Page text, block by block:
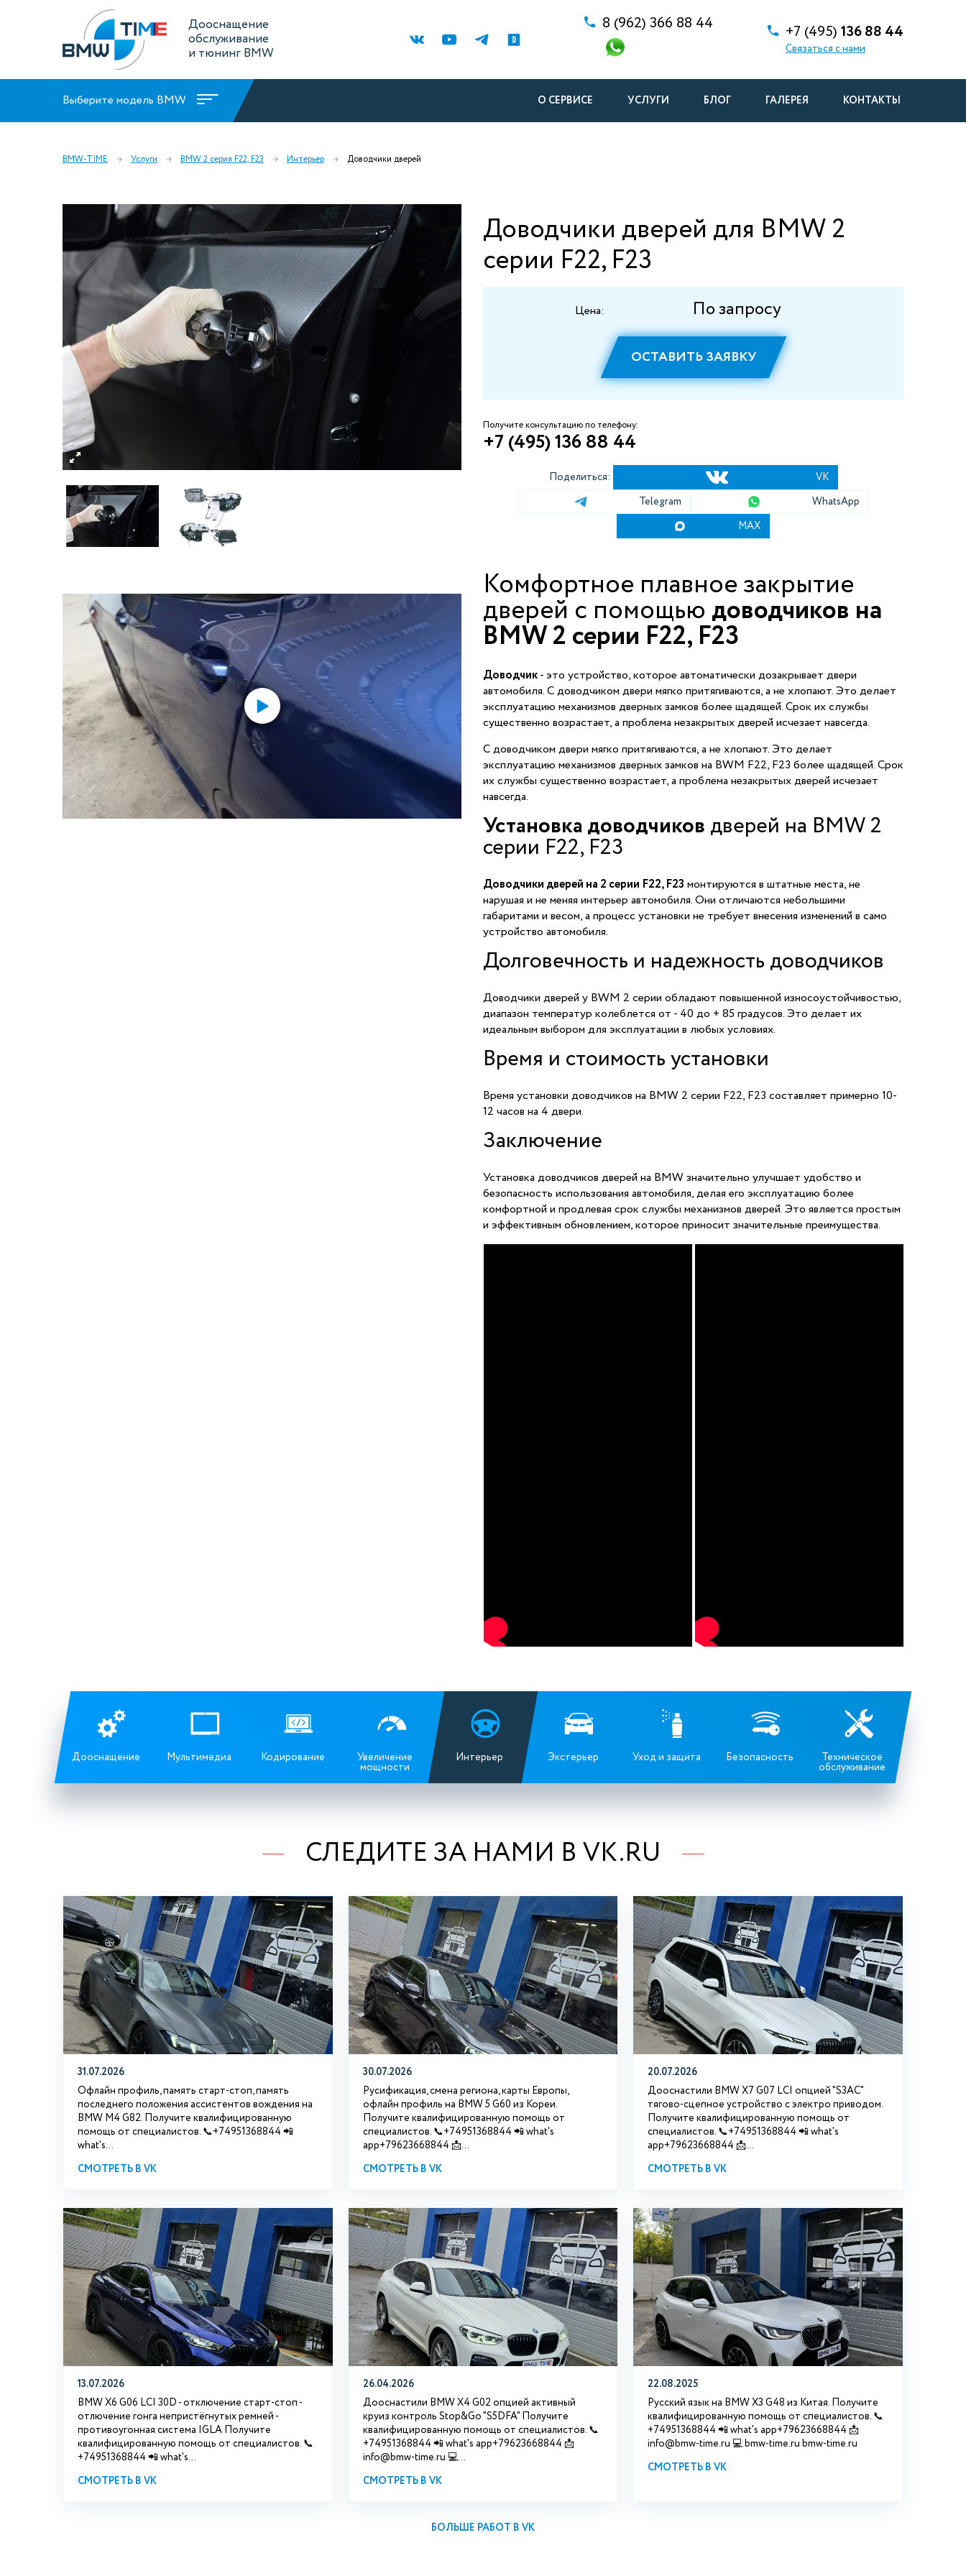
Дооснащение
обслуживание
и тюнинг BMW
8 (962) 366 88 44 +7 (495) 136 88 44
Связаться с нами
Выберите модель BMW О СЕРВИСЕ УСЛУГИ БЛОГ ГАЛЕРЕЯ КОНТАКТЫ
BMW-TIME Услуги BMW 2 серия F22, F23 Интерьер Доводчики дверей
Доводчики дверей для BMW 2
серии F22, F23
Цена: По запросу
ОСТАВИТЬ ЗАЯВКУ
Получите консультацию по телефону:
+7 (495) 136 88 44
Поделиться:
VK
Telegram
WhatsApp
MAX
Комфортное плавное закрытие
дверей с помощью доводчиков на
BMW 2 серии F22, F23
Доводчик- это устройство, которое автоматически дозакрывает двери
автомобиля. С доводчиком двери мягко притягиваются, а не хлопают. Это делает
эксплуатацию механизмов дверных замков более щадящей. Срок их службы
существенно возрастает, а проблема незакрытых дверей исчезает навсегда.
С доводчиком двери мягко притягиваются, а не хлопают. Это делает
эксплуатацию механизмов дверных замков на BWM F22, F23 более щадящей. Срок
их службы существенно возрастает, а проблема незакрытых дверей исчезает
навсегда.
Установка доводчиков дверей на BMW 2
серии F22, F23
Доводчики дверей на 2 серии F22, F23 монтируются в штатные места, не
нарушая и не меняя интерьер автомобиля. Они отличаются небольшими
габаритами и весом, а процесс установки не требует внесения изменений в само
устройство автомобиля.
Долговечность и надежность доводчиков
Доводчики дверей у BWM 2 серии обладают повышенной износоустойчивостью,
диапазон температур колеблется от - 40 до + 85 градусов. Это делает их
идеальным выбором для эксплуатации в любых условиях.
Время и стоимость установки
Время установки доводчиков на BMW 2 серии F22, F23 составляет примерно 10-
12 часов на 4 двери.
Заключение
Установка доводчиков дверей на BMW значительно улучшает удобство и
безопасность использования автомобиля, делая его эксплуатацию более
комфортной и продлевая срок службы механизмов дверей. Это является простым
и эффективным обновлением, которое приносит значительные преимущества.
Дооснащение Мультимедиа Кодирование Увеличение
мощности
Интерьер Экстерьер Уход и защита Безопасность Техническое
обслуживание
СЛЕДИТЕ ЗА НАМИ В VK.RU
31.07.2026
Офлайн профиль, память старт-стоп, память
последнего положения ассистентов вождения на
BMW М4 G82. Получите квалифицированную
помощь от специалистов. 📞+74951368844 📲
what's...
СМОТРЕТЬ В VK
30.07.2026
Русификация, смена региона, карты Европы,
офлайн профиль на BMW 5 G60 из Кореи.
Получите квалифицированную помощь от
специалистов. 📞+74951368844 📲 what's
app+79623668844 📩...
СМОТРЕТЬ В VK
20.07.2026
Дооснастили BMW Х7 G07 LCI опцией "S3АС"
тягово-сцепное устройство с электро приводом.
Получите квалифицированную помощь от
специалистов. 📞+74951368844 📲 what's
app+79623668844 📩...
СМОТРЕТЬ В VK
13.07.2026
BMW X6 G06 LCI 30D - отключение старт-стоп -
отлючение гонга непристёгнутых ремней -
противоугонная система IGLA Получите
квалифицированную помощь от специалистов. 📞
+74951368844 📲 what's...
СМОТРЕТЬ В VK
26.04.2026
Дооснастили BMW X4 G02 опцией активный
круиз контроль Stop&Go "S5DFA" Получите
квалифицированную помощь от специалистов. 📞
+74951368844 📲 what's app+79623668844 📩
info@bmw-time.ru 💻...
СМОТРЕТЬ В VK
22.08.2025
Русский язык на BMW X3 G48 из Китая. Получите
квалифицированную помощь от специалистов. 📞
+74951368844 📲 what's app+79623668844 📩
info@bmw-time.ru 💻 bmw-time.ru bmw-time.ru
СМОТРЕТЬ В VK
БОЛЬШЕ РАБОТ В VK